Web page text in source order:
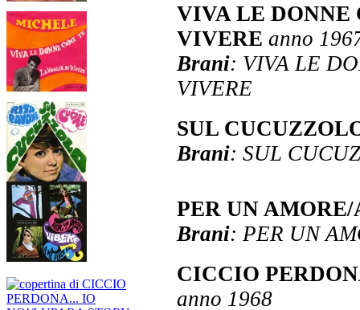
VIVA LE
VIVERE anno
Brani: VIVA LE
VIVERE
SUL
Brani: SUL
PER UN
Brani: PER UN
CICCIO
anno 1968